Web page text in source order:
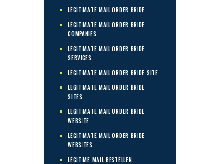
LEGITIMATE MAIL ORDER BRIDE
LEGITIMATE MAIL ORDER BRIDE
COMPANIES
LEGITIMATE MAIL ORDER BRIDE
SERVICES
LEGITIMATE MAIL ORDER BRIDE SITE
LEGITIMATE MAIL ORDER BRIDE
SITES
LEGITIMATE MAIL ORDER BRIDE
WEBSITE
LEGITIMATE MAIL ORDER BRIDE
WEBSITES
LEGITIME MAIL BESTELLEN